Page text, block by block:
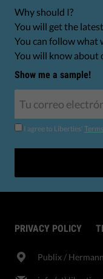
Why should I?
You will get the
You can follow what
You will know about
Show me a sample!
I agree to Liberties'
PRIVACY POLICY
Publix​ /